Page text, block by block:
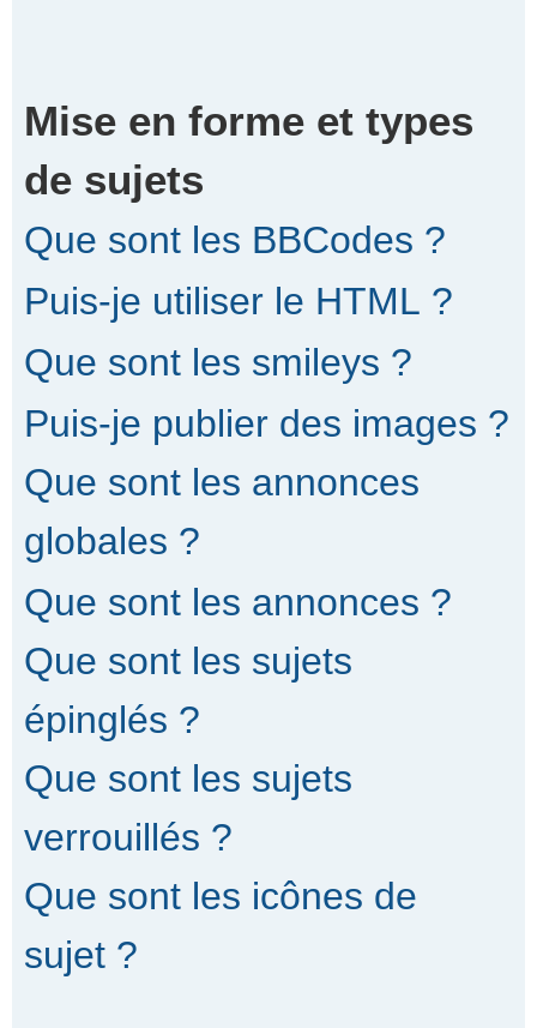
Mise en forme et types
de sujets
Que sont les BBCodes ?
Puis-je utiliser le HTML ?
Que sont les smileys ?
Puis-je publier des images ?
Que sont les annonces
globales ?
Que sont les annonces ?
Que sont les sujets
épinglés ?
Que sont les sujets
verrouillés ?
Que sont les icônes de
sujet ?